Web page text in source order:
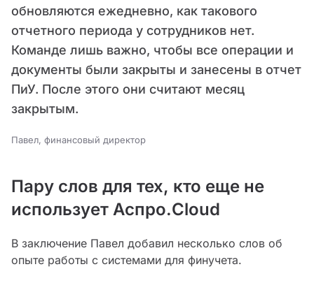
обновляются ежедневно, как такового
отчетного периода у сотрудников нет.
Команде лишь важно, чтобы все операции и
документы были закрыты и занесены в отчет
ПиУ. После этого они считают месяц
закрытым.
Павел, финансовый директор
Пару слов для тех, кто еще не
использует Аспро.Cloud
В заключение Павел добавил несколько слов об
опыте работы с системами для финучета.